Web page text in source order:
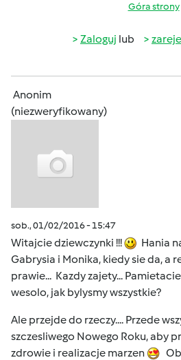
Góra strony
Zaloguj lub
Anonim
(niezweryfikowany)
sob., 01/02/2016 - 15:47
Witajcie dziewczynki !!!
Hania
Gabrysia i Monika, kiedy sie da, a
prawie... Kazdy zajety...
wesolo, jak bylysmy wszystkie?
Ale przejde do rzeczy.... Przede
szczesliwego Nowego Roku, aby
zdrowie i realizacje marzen